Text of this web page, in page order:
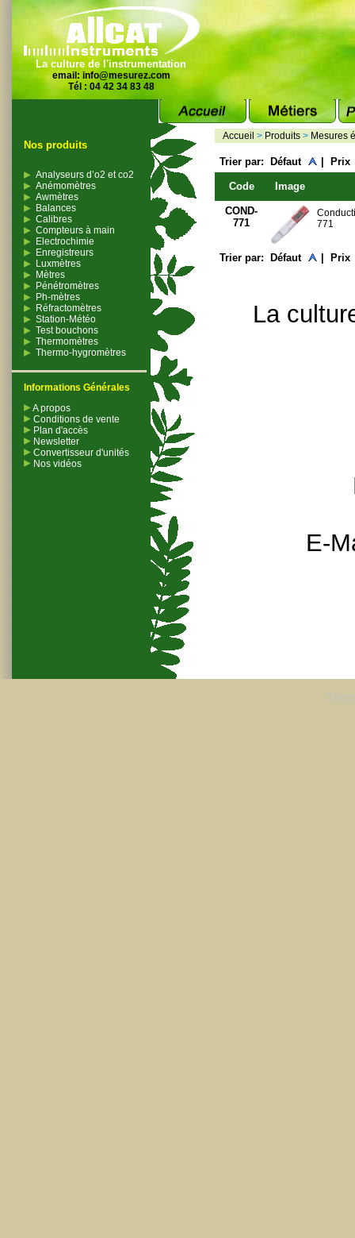
La culture de l'instrumentation
email: info@mesurez.com
Tél : 04 42 34 83 48
Nos produits
Analyseurs d’o2 et co2
Anémomètres
Awmètres
Balances
Calibres
Compteurs à main
Electrochimie
Enregistreurs
Luxmètres
Mètres
Pénétromètres
Ph-mètres
Réfractomètres
Station-Météo
Test bouchons
Thermomètres
Thermo-hygromètres
Informations Générales
A propos
Conditions de vente
Plan d'accès
Newsletter
Convertisseur d'unités
Nos vidéos
Accueil > Produits > Mesures
Trier par: Défaut Prix
Code Image
COND-
771
771
Trier par: Défaut Prix
La
E-